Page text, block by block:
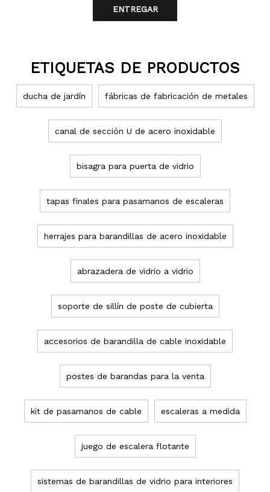
ENTREGAR
ETIQUETAS DE PRODUCTOS
ducha de jardín fábricas de fabricación de metales
canal de sección U de acero inoxidable
bisagra para puerta de vidrio
tapas finales para pasamanos de escaleras
herrajes para barandillas de acero inoxidable
abrazadera de vidrio a vidrio
soporte de sillín de poste de cubierta
accesorios de barandilla de cable inoxidable
postes de barandas para la venta
kit de pasamanos de cable escaleras a medida
juego de escalera flotante
sistemas de barandillas de vidrio para interiores